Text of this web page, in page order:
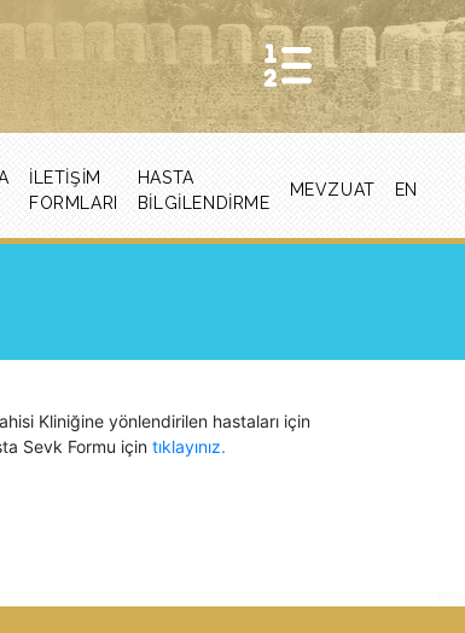
İLETIŞIM
FORMLARI
HASTA
BİLGİLENDİRME
MEVZUAT EN
Kliniğine yönlendirilen hastaları için
Sevk Formu için tıklayınız.